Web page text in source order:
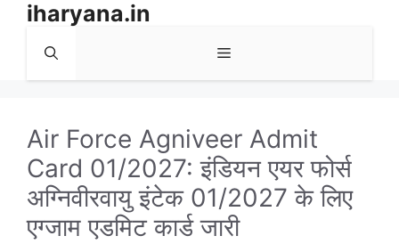
Skip
content
iharyana.in
Menu
Air Force Agniveer Admit
Card 01/2027: इंडियन एयर फोर्स
अग्निवीरवायु इंटेक 01/2027 के लिए
एग्जाम एडमिट कार्ड जारी